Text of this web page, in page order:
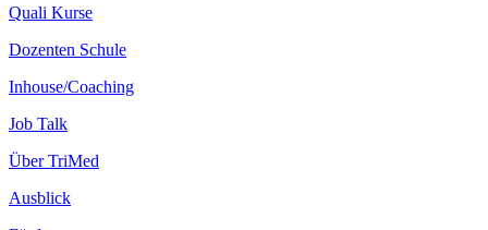
Quali Kurse
Dozenten Schule
Inhouse/Coaching
Job Talk
Über TriMed
Ausblick